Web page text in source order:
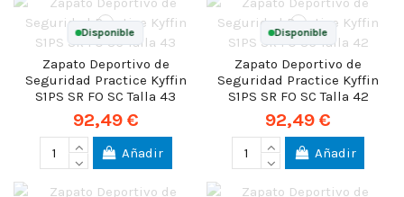
Disponible
Zapato Deportivo de
Seguridad Practice Kyffin
S1PS SR FO SC Talla 43
92,49 €
Añadir
Disponible
Zapato Deportivo de
Seguridad Practice Kyffin
S1PS SR FO SC Talla 42
92,49 €
Añadir